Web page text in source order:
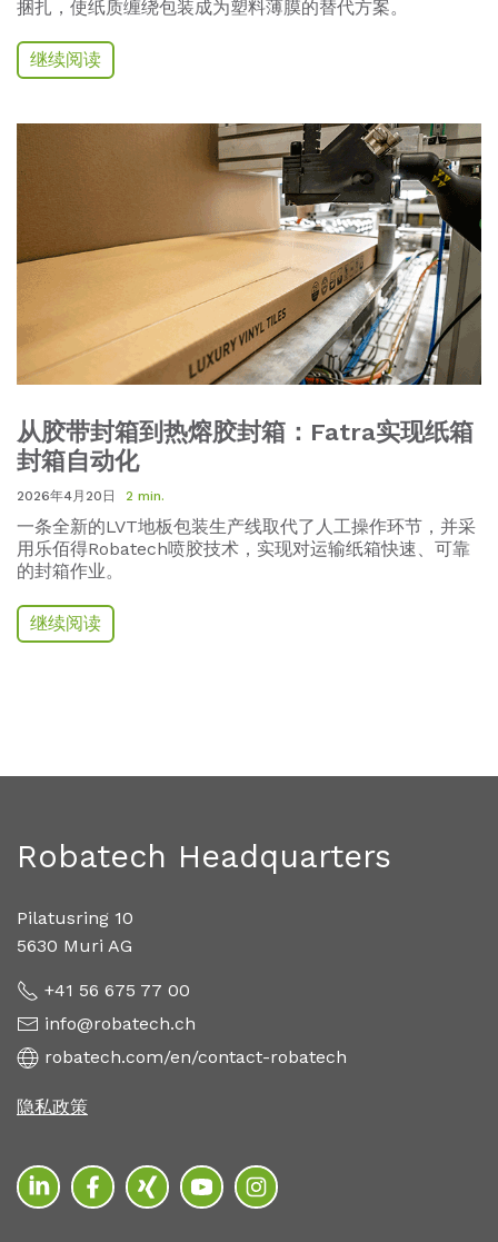
捆扎，使纸质缠绕包装成为塑料薄膜的替代方案。
继续阅读
从胶带封箱到热熔胶封箱：Fatra实现纸箱
封箱自动化
2026年4月20日 2 min.
一条全新的LVT地板包装生产线取代了人工操作环节，并采
用乐佰得Robatech喷胶技术，实现对运输纸箱快速、可靠
的封箱作业。
继续阅读
Robatech Headquarters
Pilatusring 10
5630 Muri AG
+41 56 675 77 00
info@robatech.ch
robatech.com/en/contact-robatech
隐私政策